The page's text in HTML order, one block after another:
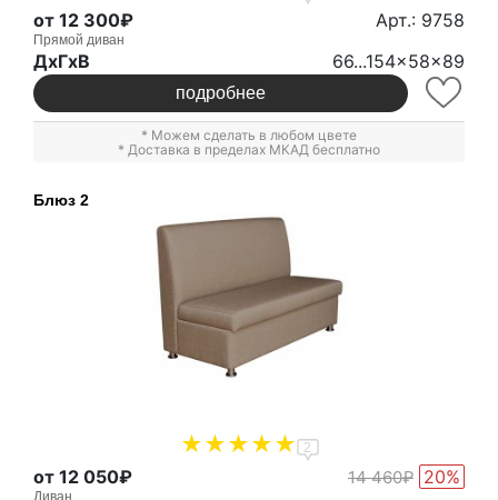
от 12 300₽ Арт.: 9758
Прямой диван
ДxГxВ 66...154x58x89
подробнее
* Можем сделать в любом цвете
* Доставка в пределах МКАД бесплатно
Блюз 2
2
от 12 050₽ 14 460₽ 20%
Диван